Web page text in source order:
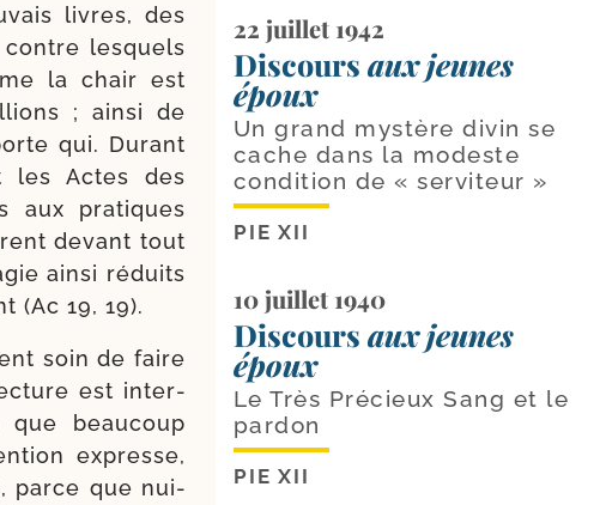
livres, des
les­quels
la chair est
; ain­si de
qui. Durant
les Actes des
aux pra­tiques
devant tout
ain­si réduits
(Ac 19, 19).
soin de faire
est inter­
beau­coup
expresse,
parce que nui­
22 juillet 1942
Discours aux jeunes
époux
Un grand mystère divin se
cache dans la modeste
condition de « serviteur »
PIE XII
10 juillet 1940
Discours aux jeunes
époux
Le Très Précieux Sang et le
pardon
PIE XII